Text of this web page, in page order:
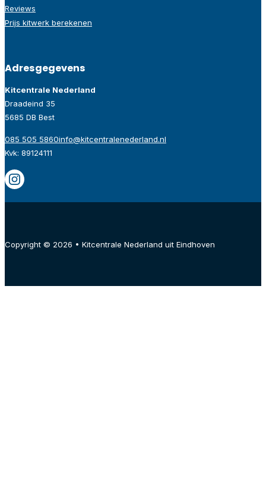
Reviews
Prijs kitwerk berekenen
Adresgegevens
Kitcentrale Nederland
Draadeind 35
5685 DB Best
085 505 5860info@kitcentralenederland.nl
Kvk: 89124111
Copyright © 2026 • Kitcentrale Nederland uit Eindhoven